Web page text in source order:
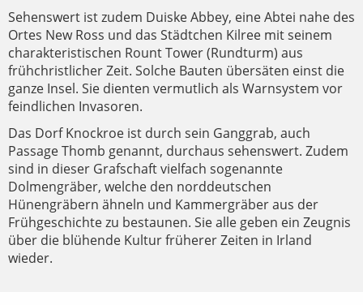
Sehenswert ist zudem Duiske Abbey, eine Abtei nahe des
Ortes New Ross und das Städtchen Kilree mit seinem
charakteristischen Rount Tower (Rundturm) aus
frühchristlicher Zeit. Solche Bauten übersäten einst die
ganze Insel. Sie dienten vermutlich als Warnsystem vor
feindlichen Invasoren.
Das Dorf Knockroe ist durch sein Ganggrab, auch
Passage Thomb genannt, durchaus sehenswert. Zudem
sind in dieser Grafschaft vielfach sogenannte
Dolmengräber, welche den norddeutschen
Hünengräbern ähneln und Kammergräber aus der
Frühgeschichte zu bestaunen. Sie alle geben ein Zeugnis
über die blühende Kultur früherer Zeiten in Irland
wieder.